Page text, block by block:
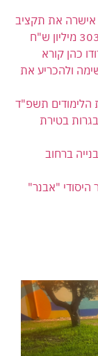
אישרה את תקציב
כהן קורא
ולהכריע את
הלימודים תשפ"ד
לבגרות בטירת
ברחוב
"אבנר"